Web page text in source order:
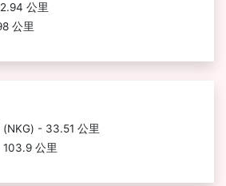
公里
公里
- 33.51 公里
公里